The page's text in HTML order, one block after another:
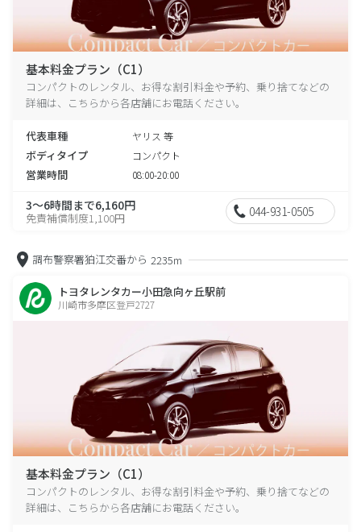
基本料金プラン（C1）
コンパクトのレンタル、お得な割引料金や予約、乗り捨てなどの
詳細は、こちらから各店舗にお電話ください。
代表車種 ヤリス 等
ボディタイプ コンパクト
営業時間 08:00-20:00
3～6時間まで6,160円
免責補償制度1,100円 044-931-0505
調布警察署狛江交番から 2235m
トヨタレンタカー小田急向ヶ丘駅前
川崎市多摩区登戸2727
基本料金プラン（C1）
コンパクトのレンタル、お得な割引料金や予約、乗り捨てなどの
詳細は、こちらから各店舗にお電話ください。